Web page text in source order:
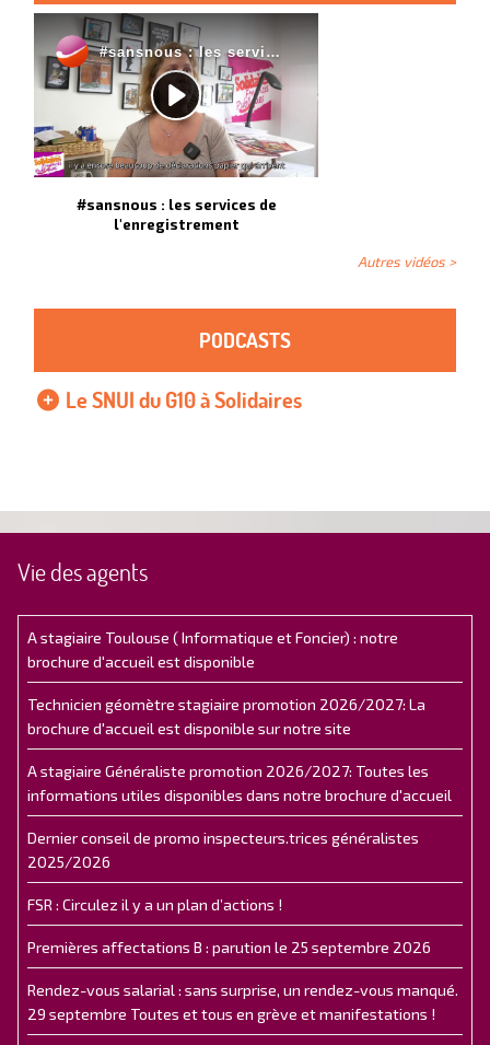
#sansnous : les services de
l'enregistrement
Autres vidéos >
PODCASTS
Le SNUI du G10 à Solidaires
Vie des agents
A stagiaire Toulouse ( Informatique et Foncier) : notre
brochure d'accueil est disponible
Technicien géomètre stagiaire promotion 2026/2027: La
brochure d'accueil est disponible sur notre site
A stagiaire Généraliste promotion 2026/2027: Toutes les
informations utiles disponibles dans notre brochure d'accueil
Dernier conseil de promo inspecteurs.trices généralistes
2025/2026
FSR : Circulez il y a un plan d’actions !
Premières affectations B : parution le 25 septembre 2026
Rendez-vous salarial : sans surprise, un rendez-vous manqué.
29 septembre Toutes et tous en grève et manifestations !